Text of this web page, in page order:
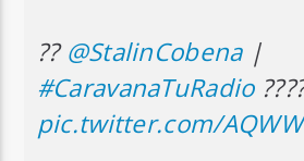
??@StalinCobena|
#CaravanaTuRadio
pic.twitter.com/